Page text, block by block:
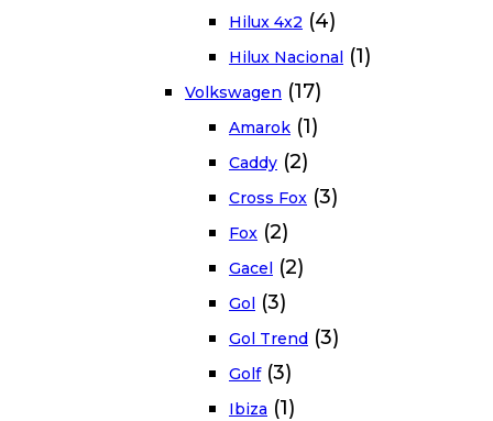
Hilux 4x2 (4)
Hilux Nacional (1)
Volkswagen (17)
Amarok (1)
Caddy (2)
Cross Fox (3)
Fox (2)
Gacel (2)
Gol (3)
Gol Trend (3)
Golf (3)
Ibiza (1)